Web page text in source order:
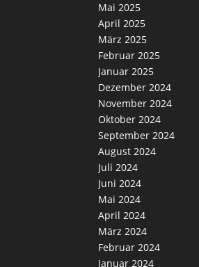
Mai 2025
April 2025
März 2025
Februar 2025
Januar 2025
Dezember 2024
November 2024
Oktober 2024
September 2024
August 2024
Juli 2024
Juni 2024
Mai 2024
April 2024
März 2024
Februar 2024
Januar 2024